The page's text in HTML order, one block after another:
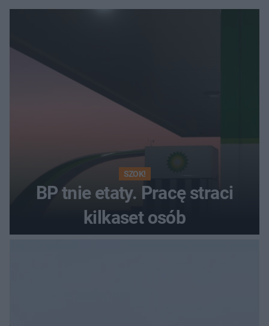
SZOK!
BP tnie etaty. Pracę straci
kilkaset osób